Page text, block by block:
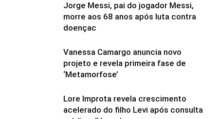
Jorge Messi, pai do jogador Messi,
morre aos 68 anos após luta contra
doençac
Vanessa Camargo anuncia novo
projeto e revela primeira fase de
‘Metamorfose’
Lore Improta revela crescimento
acelerado do filho Levi após consulta